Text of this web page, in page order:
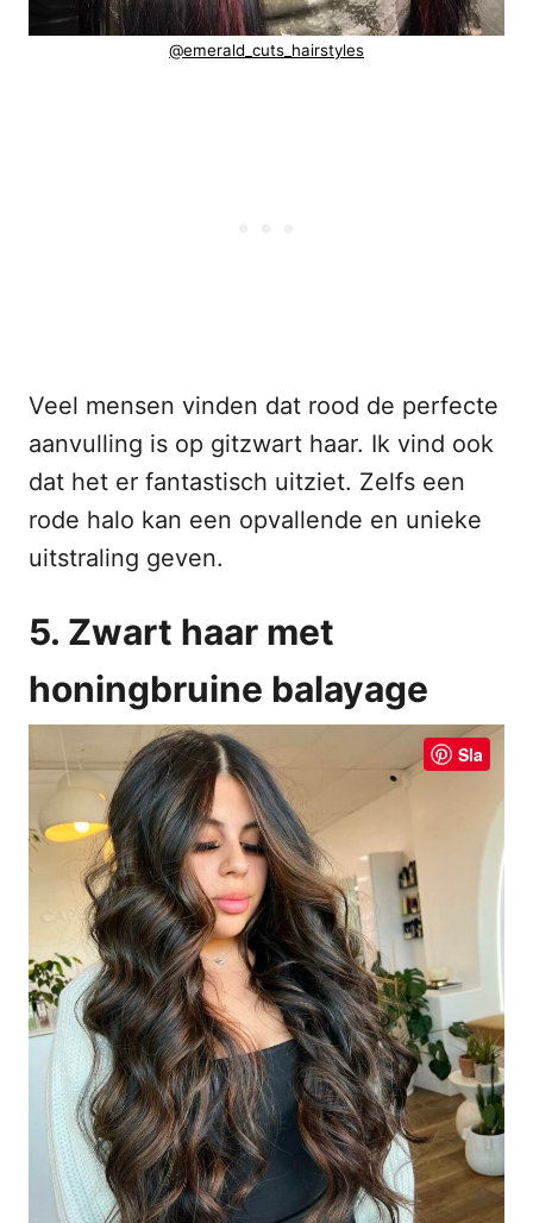
@emerald_cuts_hairstyles
Veel mensen vinden dat rood de perfecte
aanvulling is op gitzwart haar. Ik vind ook
dat het er fantastisch uitziet. Zelfs een
rode halo kan een opvallende en unieke
uitstraling geven.
5. Zwart haar met
honingbruine balayage
Sla